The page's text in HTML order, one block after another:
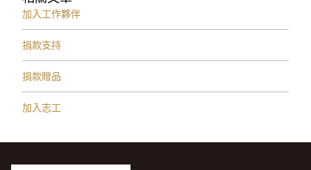
加入工作夥伴
捐款支持
捐款贈品
加入志工